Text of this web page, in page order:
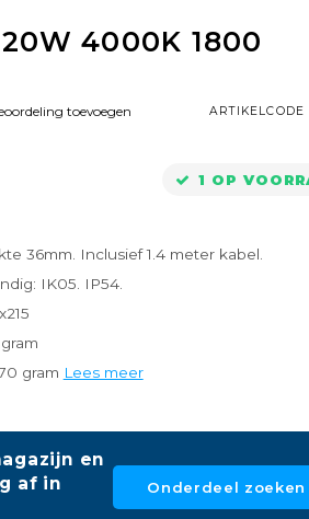
4000K 1800
toevoegen ARTIKELCODE
1 OP
36mm. Inclusief 1.4 meter kabel.
IK05. IP54.
gram Lees meer
en
af in
Onderdeel zoeken